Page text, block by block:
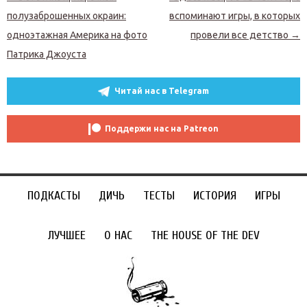
полузаброшенных окраин:
одноэтажная Америка на фото
Патрика Джоуста
вспоминают игры, в которых
провели все детство →
Читай нас в Telegram
Поддержи нас на Patreon
ПОДКАСТЫ ДИЧЬ ТЕСТЫ ИСТОРИЯ ИГРЫ
ЛУЧШЕЕ О НАС THE HOUSE OF THE DEV